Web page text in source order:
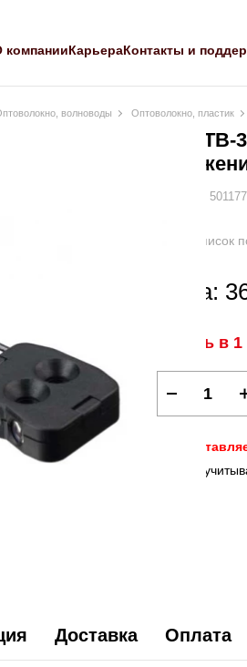
компанииКарьераКонтакты и
волноводы Оптоволокно, пластик
KF-
Артикул:
В список
Цена:
Купить в
*скидка
Доставка Оплата